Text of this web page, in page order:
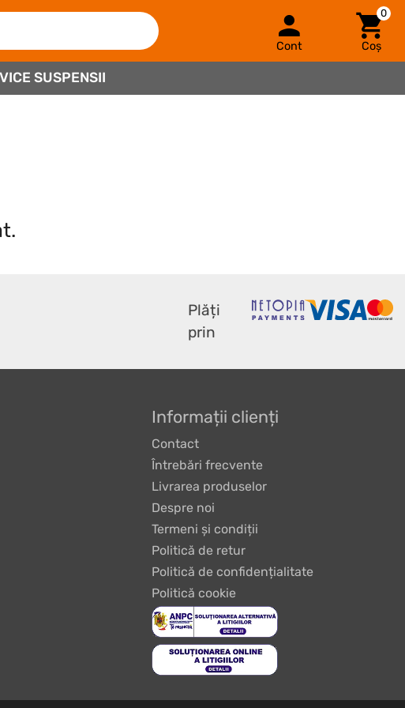
Cont Coș
0
SUSPENSII
Plăți
prin
Informații clienți
Contact
Întrebări frecvente
Livrarea produselor
Despre noi
Termeni și condiții
Politică de retur
Politică de confidențialitate
Politică cookie